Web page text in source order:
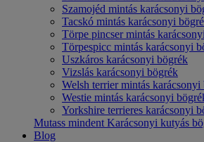
Szamojéd mintás karácsonyi
Tacskó mintás karácsonyi
Törpe pincser mintás
Törpespicc mintás karácsonyi
Uszkáros karácsonyi bögrék
Vizslás karácsonyi bögrék
Welsh terrier mintás karácsonyi
Westie mintás karácsonyi
Yorkshire terrieres karácsonyi
Mutass mindent Karácsonyi kutyás
Blog